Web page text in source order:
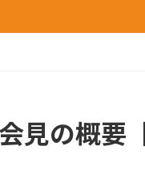
見の概要